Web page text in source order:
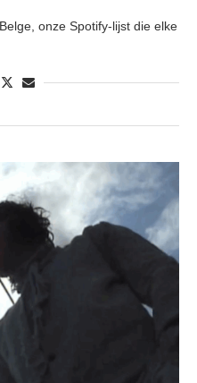
onze Spotify-lijst die elke